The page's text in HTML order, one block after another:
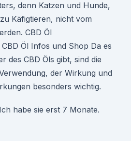
denn Katzen und Hunde,
Käfigtieren, nicht vom
CBD Öl
Öl Infos und Shop Da es
des CBD Öls gibt, sind die
der Wirkung und
besonders wichtig.
habe sie erst 7 Monate.